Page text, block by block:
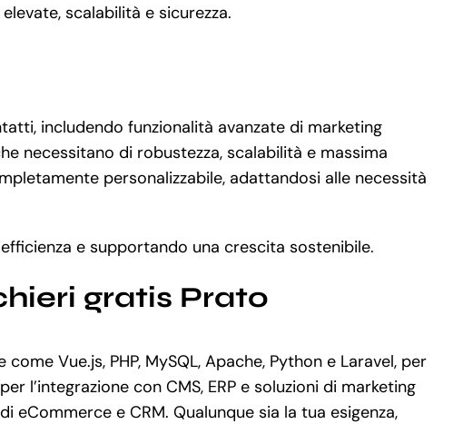
scalabilità e sicurezza.
includendo funzionalità avanzate di marketing
necessitano di robustezza, scalabilità e massima
personalizzabile, adattandosi alle necessità
e supportando una crescita sostenibile.
gratis Prato
Vue.js, PHP, MySQL, Apache, Python e Laravel, per
l’integrazione con CMS, ERP e soluzioni di marketing
e CRM. Qualunque sia la tua esigenza,